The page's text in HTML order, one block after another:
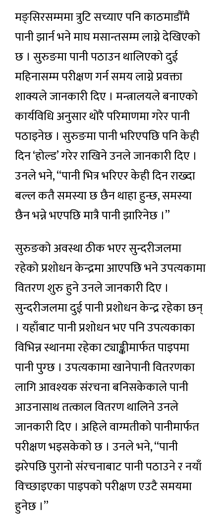
मङ्सिरसम्ममा त्रुटि सच्याए पनि काठमाडौँमै
पानी झार्न भने माघ मसान्तसम्म लाग्ने देखिएको
छ । सुरुङमा पानी पठाउन थालिएको दुई
महिनासम्म परीक्षण गर्न समय लाग्ने प्रवक्ता
शाक्यले जानकारी दिए । मन्त्रालयले बनाएको
कार्यविधि अनुसार थोरै परिमाणमा गरेर पानी
पठाइनेछ । सुरुङमा पानी भरिएपछि पनि केही
दिन ‘होल्ड’ गरेर राखिने उनले जानकारी दिए ।
उनले भने, “पानी भित्र भरिएर केही दिन राख्दा
बल्ल कतै समस्या छ छैन थाहा हुन्छ, समस्या
छैन भन्ने भएपछि मात्रै पानी झारिनेछ ।”
सुरुङको अवस्था ठीक भएर सुन्दरीजलमा
रहेको प्रशोधन केन्द्रमा आएपछि भने उपत्यकामा
वितरण शुरु हुने उनले जानकारी दिए ।
सुन्दरीजलमा दुई पानी प्रशोधन केन्द्र रहेका छन्
। यहाँबाट पानी प्रशोधन भए पनि उपत्यकाका
विभिन्न स्थानमा रहेका ट्याङ्कीमार्फत पाइपमा
पानी पुग्छ । उपत्यकामा खानेपानी वितरणका
लागि आवश्यक संरचना बनिसकेकाले पानी
आउनासाथ तत्काल वितरण थालिने उनले
जानकारी दिए । अहिले वाग्मतीको पानीमार्फत
परीक्षण भइसकेको छ । उनले भने, “पानी
झरेपछि पुरानो संरचनाबाट पानी पठाउने र नयाँ
विच्छाइएका पाइपको परीक्षण एउटै समयमा
हुनेछ ।”